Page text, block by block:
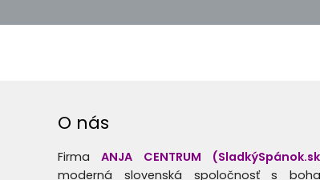
O nás
FirmaANJA CENTRUM
moderná slovenská spoločnosť s